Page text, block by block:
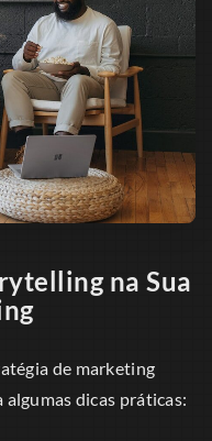
na Sua
de marketing
algumas dicas práticas: